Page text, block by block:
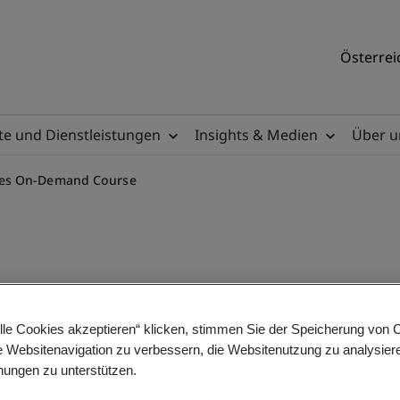
und Dienstleistungen Insights & Medien Über
On-Demand Course
the
Cookies akzeptieren“ klicken, stimmen Sie der Speicherung von
Websitenavigation zu verbessern, die Websitenutzung zu
zu unterstützen.